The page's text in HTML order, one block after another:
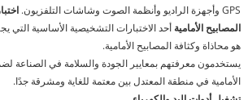
GPS وأجهزة الراديو وأنظمة الصوت وشاشات التلفزيون.
المصابيح الأمامية أحد الاختبارات التشخيصية الأساسية التي
هو محاذاة وكثافة المصابيح الأمامية.
يستخدمون معرفتهم بمعايير الجودة والسلامة في الصناعة
الأمامية في منطقة المعتدل بين معتمة للغاية ومشرقة جدًا.